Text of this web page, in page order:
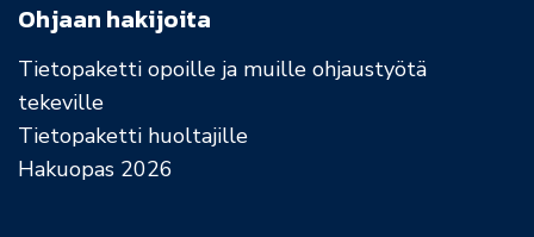
Ohjaan hakijoita
Tietopaketti opoille ja muille ohjaustyötä
tekeville
Tietopaketti huoltajille
Hakuopas 2026